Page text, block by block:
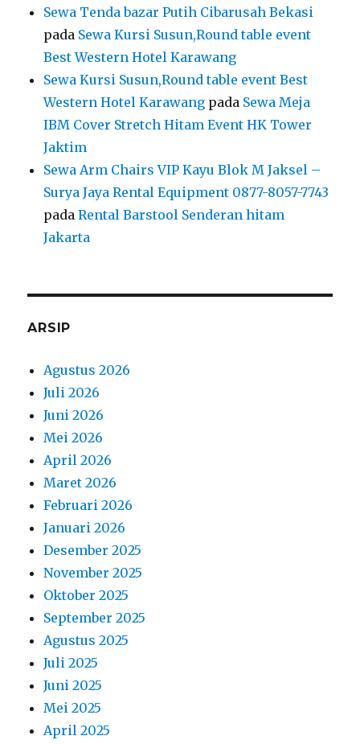
Sewa Tenda bazar Putih Cibarusah Bekasi
pada Sewa Kursi Susun,Round table event
Best Western Hotel Karawang
Sewa Kursi Susun,Round table event Best
Western Hotel Karawang pada Sewa Meja
IBM Cover Stretch Hitam Event HK Tower
Jaktim
Sewa Arm Chairs VIP Kayu Blok M Jaksel –
Surya Jaya Rental Equipment 0877-8057-7743
padaRental Barstool Senderan hitam
Jakarta
ARSIP
Agustus 2026
Juli 2026
Juni 2026
Mei 2026
April 2026
Maret 2026
Februari 2026
Januari 2026
Desember 2025
November 2025
Oktober 2025
September 2025
Agustus 2025
Juli 2025
Juni 2025
Mei 2025
April 2025